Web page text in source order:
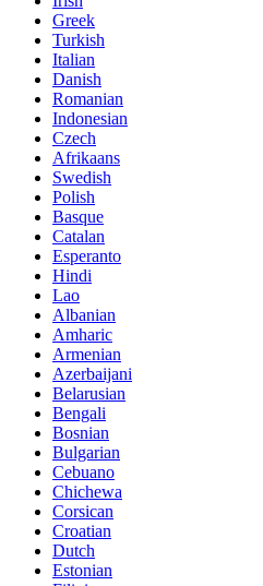
Greek
Turkish
Italian
Danish
Romanian
Indonesian
Czech
Afrikaans
Swedish
Polish
Basque
Catalan
Esperanto
Hindi
Lao
Albanian
Amharic
Armenian
Azerbaijani
Belarusian
Bengali
Bosnian
Bulgarian
Cebuano
Chichewa
Corsican
Croatian
Dutch
Estonian